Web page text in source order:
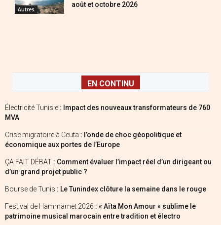
Autres
août et octobre 2026
EN CONTINU
Électricité Tunisie : Impact des nouveaux transformateurs de 760
MVA
Crise migratoire à Ceuta : l’onde de choc géopolitique et
économique aux portes de l’Europe
ÇA FAIT DÉBAT : Comment évaluer l’impact réel d’un dirigeant ou
d’un grand projet public ?
Bourse de Tunis : Le Tunindex clôture la semaine dans le rouge
Festival de Hammamet 2026 : « Aïta Mon Amour » sublime le
patrimoine musical marocain entre tradition et électro